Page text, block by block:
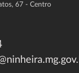
67 - Centro